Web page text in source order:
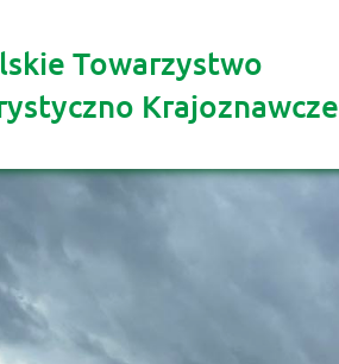
narzędzi
Towarzystwo
Krajoznawcze